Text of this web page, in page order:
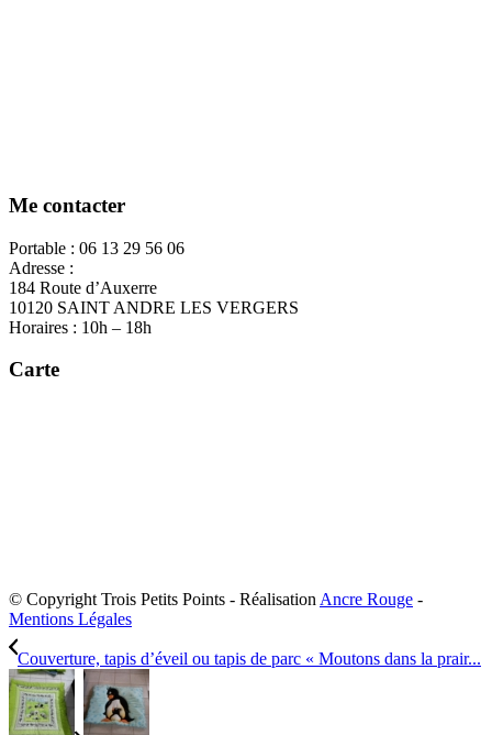
Me contacter
Portable : 06 13 29 56 06
Adresse :
184 Route d’Auxerre
10120 SAINT ANDRE LES VERGERS
Horaires : 10h – 18h
Carte
© Copyright Trois Petits Points - Réalisation Ancre Rouge -
Mentions Légales
Couverture, tapis d’éveil ou tapis de parc « Moutons dans la prair...